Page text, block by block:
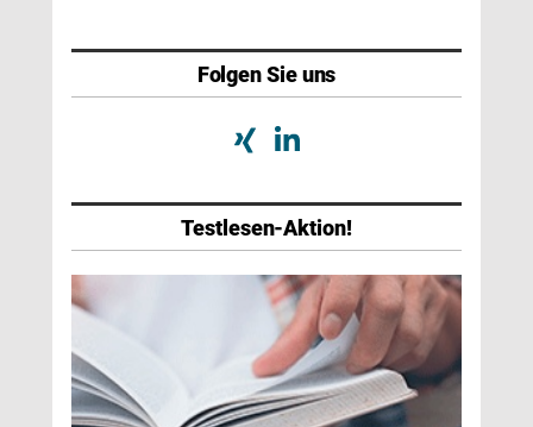
Folgen Sie uns
Testlesen-Aktion!